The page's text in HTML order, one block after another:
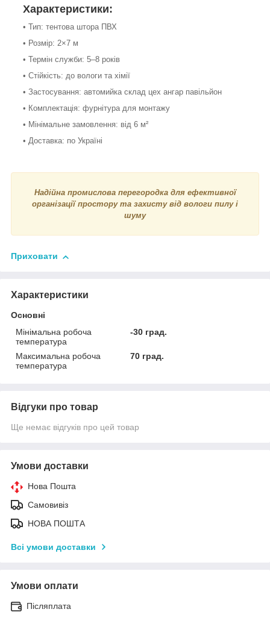
Характеристики:
• Тип: тентова штора ПВХ
• Розмір: 2×7 м
• Термін служби: 5–8 років
• Стійкість: до вологи та хімії
• Застосування: автомийка склад цех ангар павільйон
• Комплектація: фурнітура для монтажу
• Мінімальне замовлення: від 6 м²
• Доставка: по Україні
Надійна промислова перегородка для ефективної
організації простору та захисту від вологи пилу і
шуму
Приховати
Характеристики
Основні
Мінімальна робоча
температура
-30 град.
Максимальна робоча
температура
70 град.
Відгуки про товар
Ще немає відгуків про цей товар
Умови доставки
Нова Пошта
Самовивіз
НОВА ПОШТА
Всі умови доставки
Умови оплати
Післяплата